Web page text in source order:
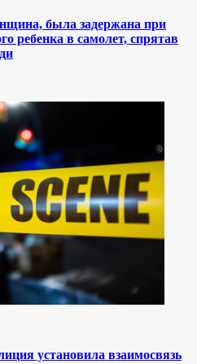
была задержана при
ребенка в самолет, спрятав
установила взаимосвязь